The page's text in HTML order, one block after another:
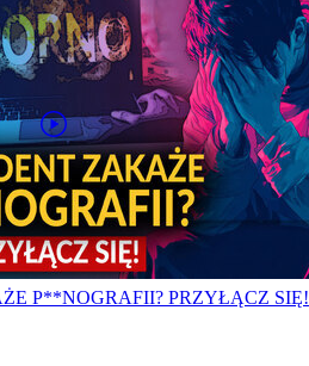
P**NOGRAFII? PRZYŁĄCZ SIĘ!